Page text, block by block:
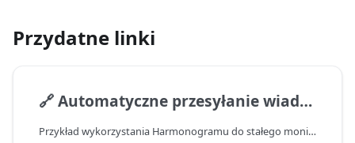
Przydatne linki
🔗Automatyczne przesyłanie wiadomości z kanałów Telegram
Przykład wykorzystania Harmonogramu do stałego monitorowania wiadomości w kanałach Telegram